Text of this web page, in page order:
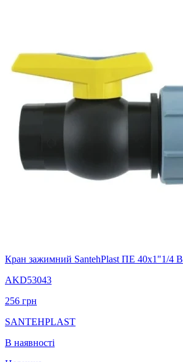
Кран зажимний SantehPlast ПЕ 40х1"1/4 В
AKD53043
256 грн
SANTEHPLAST
В наявності